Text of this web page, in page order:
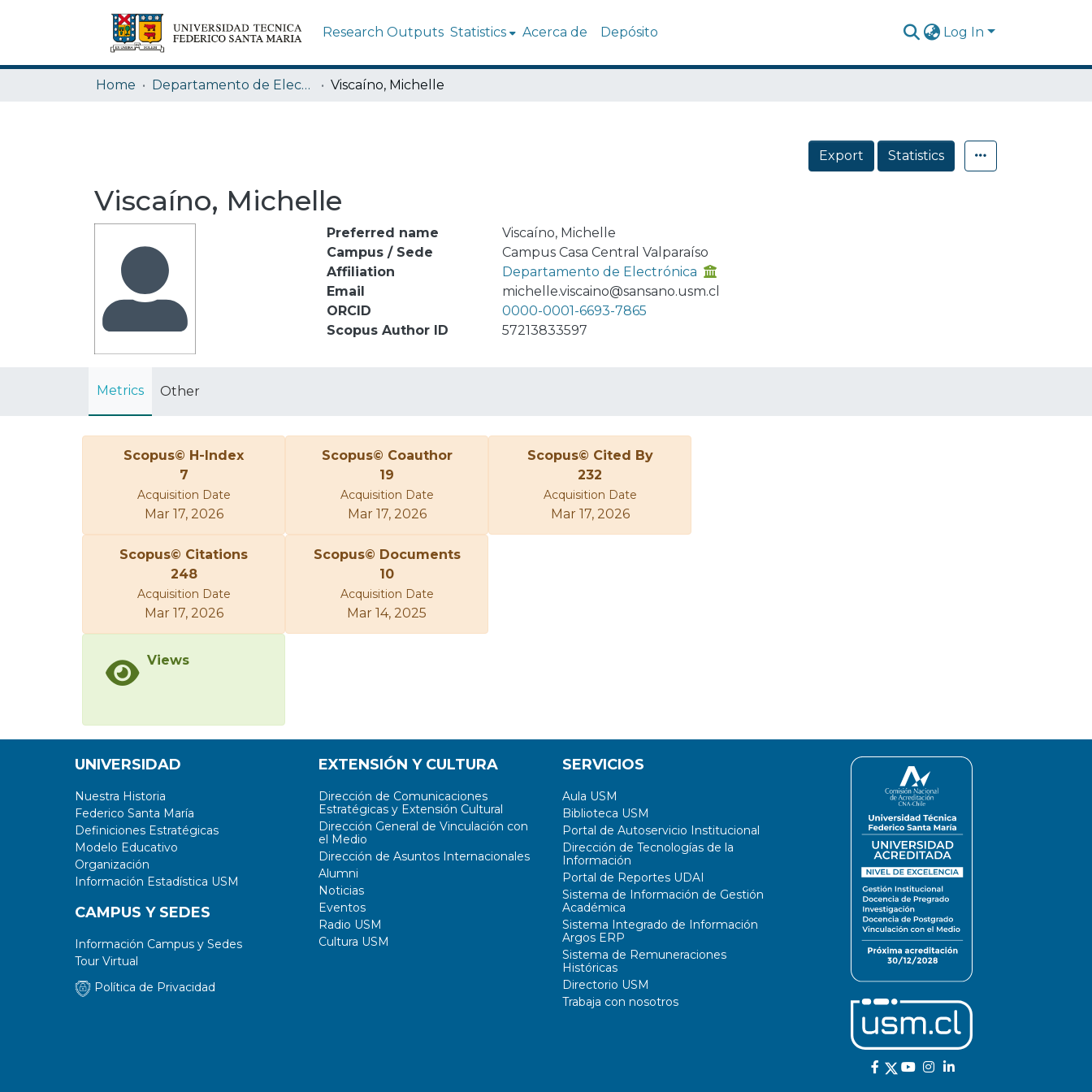
Research Outputs Statistics Acerca de Depósito Log In
Home Departamento de Electrónica Viscaíno, Michelle
Export Statistics
Viscaíno, Michelle
Preferred name
Viscaíno, Michelle
Campus / Sede
Campus Casa Central Valparaíso
Affiliation
Departamento de Electrónica
Email
michelle.viscaino@sansano.usm.cl
ORCID
0000-0001-6693-7865
Scopus Author ID
57213833597
Metrics Other
Scopus© H-Index
7
Acquisition Date
Mar 17, 2026
Scopus© Coauthor
19
Acquisition Date
Mar 17, 2026
Scopus© Cited By
232
Acquisition Date
Mar 17, 2026
Scopus© Citations
248
Acquisition Date
Mar 17, 2026
Scopus© Documents
10
Acquisition Date
Mar 14, 2025
Views
UNIVERSIDAD
Nuestra Historia
Federico Santa María
Definiciones Estratégicas
Modelo Educativo
Organización
Información Estadística USM
CAMPUS Y SEDES
Información Campus y Sedes
Tour Virtual
Política de Privacidad
EXTENSIÓN Y CULTURA
Dirección de Comunicaciones
Estratégicas y Extensión Cultural
Dirección General de Vinculación con
el Medio
Dirección de Asuntos Internacionales
Alumni
Noticias
Eventos
Radio USM
Cultura USM
SERVICIOS
Aula USM
Biblioteca USM
Portal de Autoservicio Institucional
Dirección de Tecnologías de la
Información
Portal de Reportes UDAI
Sistema de Información de Gestión
Académica
Sistema Integrado de Información
Argos ERP
Sistema de Remuneraciones
Históricas
Directorio USM
Trabaja con nosotros